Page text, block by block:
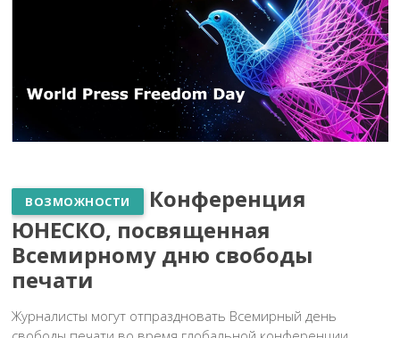
ВОЗМОЖНОСТИ
Конференция
ЮНЕСКО, посвященная
Всемирному дню свободы
печати
Журналисты могут отпраздновать Всемирный день